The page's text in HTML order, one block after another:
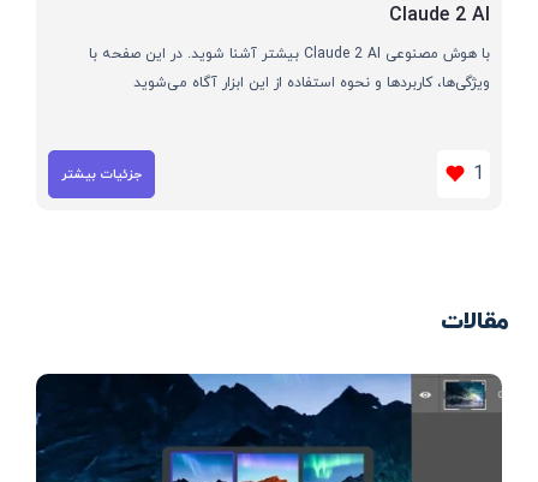
Claude 2 AI
با هوش مصنوعی Claude 2 AI بیشتر آشنا شوید. در این صفحه با
ویژگی‌ها، کاربردها و نحوه استفاده از این ابزار آگاه می‌شوید
1 جزئیات بیشتر
مقالات